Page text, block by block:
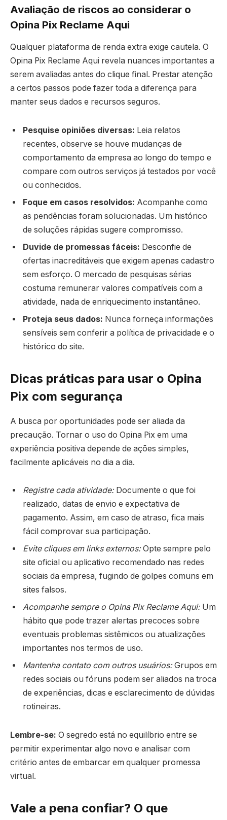
Avaliação de riscos ao considerar o
Opina Pix Reclame Aqui
Qualquer plataforma de renda extra exige cautela. O
Opina Pix Reclame Aqui revela nuances importantes a
serem avaliadas antes do clique final. Prestar atenção
a certos passos pode fazer toda a diferença para
manter seus dados e recursos seguros.
Pesquise opiniões diversas: Leia relatos
recentes, observe se houve mudanças de
comportamento da empresa ao longo do tempo e
compare com outros serviços já testados por você
ou conhecidos.
Foque em casos resolvidos: Acompanhe como
as pendências foram solucionadas. Um histórico
de soluções rápidas sugere compromisso.
Duvide de promessas fáceis: Desconfie de
ofertas inacreditáveis que exigem apenas cadastro
sem esforço. O mercado de pesquisas sérias
costuma remunerar valores compatíveis com a
atividade, nada de enriquecimento instantâneo.
Proteja seus dados: Nunca forneça informações
sensíveis sem conferir a política de privacidade e o
histórico do site.
Dicas práticas para usar o Opina
Pix com segurança
A busca por oportunidades pode ser aliada da
precaução. Tornar o uso do Opina Pix em uma
experiência positiva depende de ações simples,
facilmente aplicáveis no dia a dia.
Registre cada atividade:Documente o que foi
realizado, datas de envio e expectativa de
pagamento. Assim, em caso de atraso, fica mais
fácil comprovar sua participação.
Evite cliques em links externos:Opte sempre pelo
site oficial ou aplicativo recomendado nas redes
sociais da empresa, fugindo de golpes comuns em
sites falsos.
Acompanhe sempre o Opina Pix Reclame Aqui:Um
hábito que pode trazer alertas precoces sobre
eventuais problemas sistêmicos ou atualizações
importantes nos termos de uso.
Mantenha contato com outros usuários:Grupos em
redes sociais ou fóruns podem ser aliados na troca
de experiências, dicas e esclarecimento de dúvidas
rotineiras.
Lembre-se: O segredo está no equilíbrio entre se
permitir experimentar algo novo e analisar com
critério antes de embarcar em qualquer promessa
virtual.
Vale a pena confiar? O que